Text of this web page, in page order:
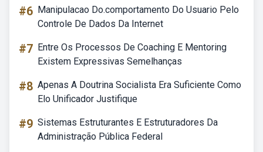
#6 Manipulacao Do.comportamento Do Usuario Pelo
Controle De Dados Da Internet
#7 Entre Os Processos De Coaching E Mentoring
Existem Expressivas Semelhanças
#8 Apenas A Doutrina Socialista Era Suficiente Como
Elo Unificador Justifique
#9 Sistemas Estruturantes E Estruturadores Da
Administração Pública Federal